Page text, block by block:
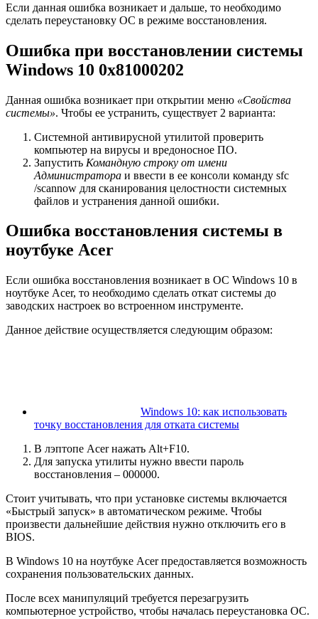
Если данная ошибка возникает и дальше, то необходимо
сделать переустановку ОС в режиме восстановления.
Ошибка при восстановлении системы
Windows 10 0x81000202
Данная ошибка возникает при открытии меню «Свойства
системы». Чтобы ее устранить, существует 2 варианта:
Системной антивирусной утилитой проверить
компьютер на вирусы и вредоносное ПО.
Запустить Командную строку от имени
Администратора и ввести в ее консоли команду sfc
/scannow для сканирования целостности системных
файлов и устранения данной ошибки.
Ошибка восстановления системы в
ноутбуке Acer
Если ошибка восстановления возникает в ОС Windows 10 в
ноутбуке Acer, то необходимо сделать откат системы до
заводских настроек во встроенном инструменте.
Данное действие осуществляется следующим образом:
Windows 10: как использовать
точку восстановления для отката системы
В лэптопе Acer нажать Alt+F10.
Для запуска утилиты нужно ввести пароль
восстановления – 000000.
Стоит учитывать, что при установке системы включается
«Быстрый запуск» в автоматическом режиме. Чтобы
произвести дальнейшие действия нужно отключить его в
BIOS.
В Windows 10 на ноутбуке Acer предоставляется возможность
сохранения пользовательских данных.
После всех манипуляций требуется перезагрузить
компьютерное устройство, чтобы началась переустановка ОС.